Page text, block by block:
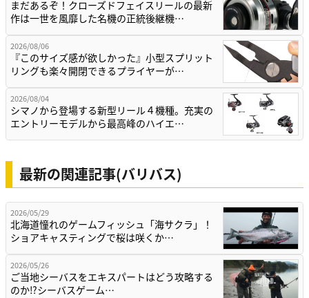
まだあるぞ！クローズドフェイスリールの最新
作は一世を風靡した名機の正統後継機…
2026/08/06
『このサイズ感が欲しかった』小型スプリット
リングも楽々開閉できるプライヤーが…
2026/08/04
シマノから登場する新型リール４機種。充実の
エントリーモデルから最高峰のハイエ…
最新の関連記事(バリバス)
2026/05/29
北海道憧れのゲームフィッシュ「海サクラ」！
ショアキャスティングで桜は咲くか…
2026/05/26
ご当地シーバスをエキスパートはどう攻略する
のか⁉シーバスゲーム…